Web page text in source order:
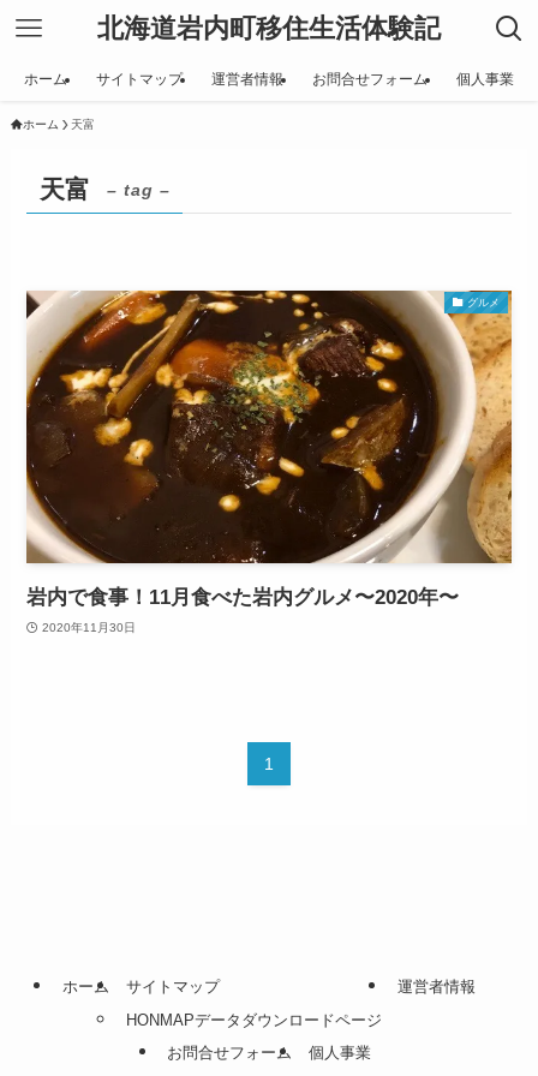
北海道岩内町移住生活体験記
ホーム サイトマップ 運営者情報 お問合せフォーム 個人事業
ホーム 天富
天富 – tag –
グルメ
岩内で食事！11月食べた岩内グルメ〜2020年〜
2020年11月30日
1
ホーム
サイトマップ
HONMAPデータダウンロードページ
運営者情報
お問合せフォーム 個人事業